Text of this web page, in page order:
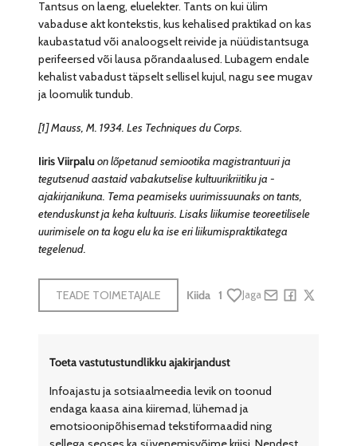
Tantsus on laeng, eluelekter. Tants on kui ülim
vabaduse akt kontekstis, kus kehalised praktikad on kas
kaubastatud või analoogselt reivide ja nüüdistantsuga
perifeersed või lausa põrandaalused. Lubagem endale
kehalist vabadust täpselt sellisel kujul, nagu see mugav
ja loomulik tundub.
[1] Mauss, M. 1934. Les Techniques du Corps.
Iiris Viirpaluon lõpetanud semiootika magistrantuuri ja
tegutsenud aastaid vabakutselise kultuurikriitiku ja -
ajakirjanikuna. Tema peamiseks uurimissuunaks on tants,
etenduskunst ja keha kultuuris. Lisaks liikumise teoreetilisele
uurimisele on ta kogu elu ka ise eri liikumispraktikatega
tegelenud.
TEADE TOIMETAJALE Kiida 1 Jaga
Toeta vastutustundlikku ajakirjandust
Infoajastu ja sotsiaalmeedia levik on toonud
endaga kaasa aina kiiremad, lühemad ja
emotsioonipõhisemad tekstiformaadid ning